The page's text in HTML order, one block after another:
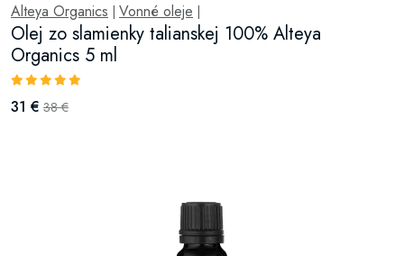
Alteya Organics Vonné oleje
Olej zo slamienky talianskej 100% Alteya
Organics 5 ml
31 € 38 €